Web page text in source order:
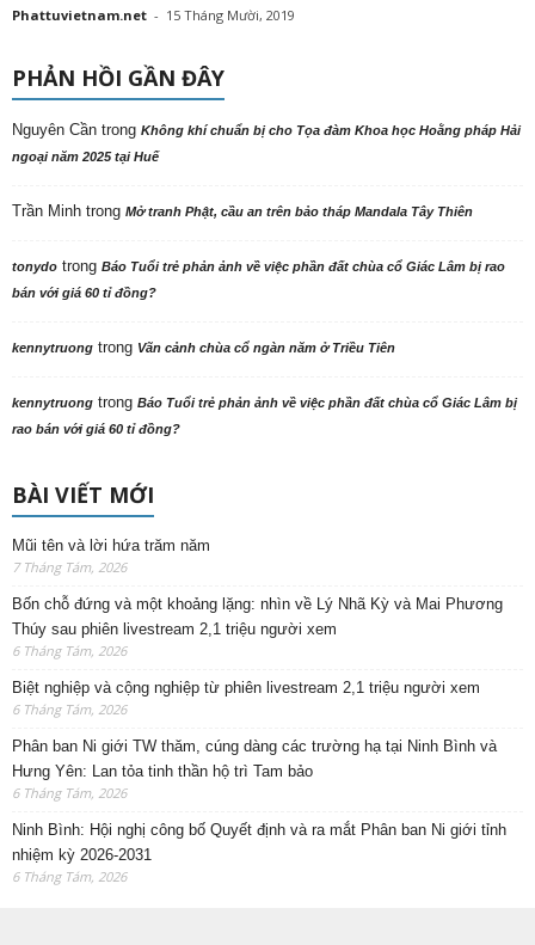
Phattuvietnam.net - 15 Tháng Mười, 2019
PHẢN HỒI GẦN ĐÂY
Nguyên Cần trong Không khí chuẩn bị cho Tọa đàm Khoa học Hoằng pháp Hải
ngoại năm 2025 tại Huế
Trần Minh trong Mở tranh Phật, cầu an trên bảo tháp Mandala Tây Thiên
tonydo trong Báo Tuổi trẻ phản ảnh về việc phần đất chùa cổ Giác Lâm bị rao
bán với giá 60 tỉ đồng?
kennytruong trong Vãn cảnh chùa cổ ngàn năm ở Triều Tiên
kennytruong trong Báo Tuổi trẻ phản ảnh về việc phần đất chùa cổ Giác Lâm bị
rao bán với giá 60 tỉ đồng?
BÀI VIẾT MỚI
Mũi tên và lời hứa trăm năm
7 Tháng Tám, 2026
Bốn chỗ đứng và một khoảng lặng: nhìn về Lý Nhã Kỳ và Mai Phương
Thúy sau phiên livestream 2,1 triệu người xem
6 Tháng Tám, 2026
Biệt nghiệp và cộng nghiệp từ phiên livestream 2,1 triệu người xem
6 Tháng Tám, 2026
Phân ban Ni giới TW thăm, cúng dàng các trường hạ tại Ninh Bình và
Hưng Yên: Lan tỏa tinh thần hộ trì Tam bảo
6 Tháng Tám, 2026
Ninh Bình: Hội nghị công bố Quyết định và ra mắt Phân ban Ni giới tỉnh
nhiệm kỳ 2026-2031
6 Tháng Tám, 2026